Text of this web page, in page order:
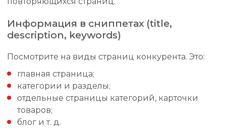
Информация в сниппетах (title,
description, keywords)
Посмотрите на виды страниц конкурента. Это:
главная страница;
категории и разделы;
отдельные страницы категорий, карточки
товаров;
блог и т. д.